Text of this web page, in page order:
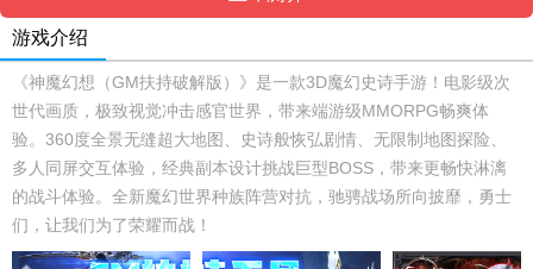
游戏介绍
《神魔幻想（GM扶持破解版）》是一款3D魔幻史诗手游！电影级次
世代画质，极致视觉冲击感官世界，带来端游级MMORPG畅爽体
验。360度全景无缝超大地图、史诗般恢弘剧情、无限制地图探险、
多人同屏交互体验，经典副本设计挑战巨型BOSS，带来更畅快淋漓
的战斗体验。全新魔幻世界种族阵营对抗，驰骋战场所向披靡，勇士
们，让我们为了荣耀而战！